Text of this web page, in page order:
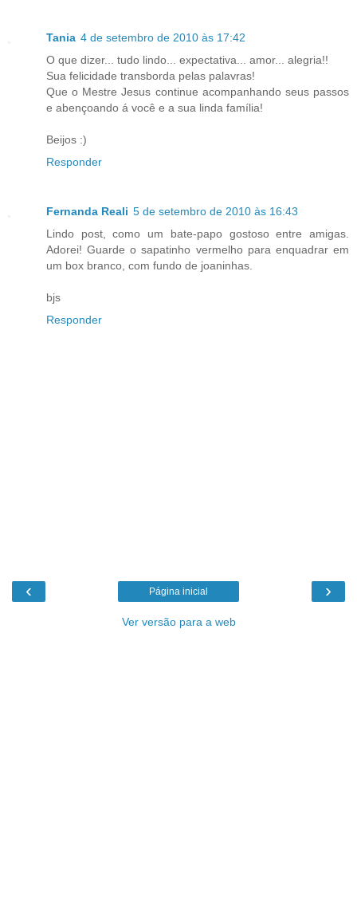
Tania 4 de setembro de 2010 às 17:42
O que dizer... tudo lindo... expectativa... amor... alegria!!
Sua felicidade transborda pelas palavras!
Que o Mestre Jesus continue acompanhando seus passos
e abençoando á você e a sua linda família!
Beijos :)
Responder
Fernanda Reali 5 de setembro de 2010 às 16:43
Lindo post, como um bate-papo gostoso entre amigas.
Adorei! Guarde o sapatinho vermelho para enquadrar em
um box branco, com fundo de joaninhas.
bjs
Responder
‹ ›
Página inicial
Ver versão para a web